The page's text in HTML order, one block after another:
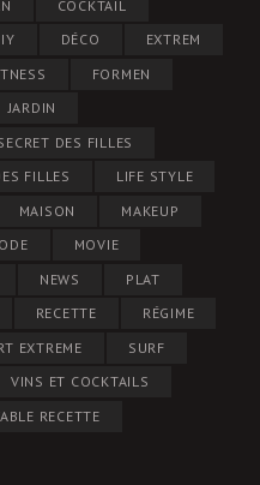
COCKTAIL
DÉCO
EXTREM
FORMEN
JARDIN
DES FILLES
FILLES
LIFE STYLE
MAISON
MAKEUP
MOVIE
NEWS
PLAT
RECETTE
RÉGIME
EXTREME
SURF
VINS ET COCKTAILS
RECETTE